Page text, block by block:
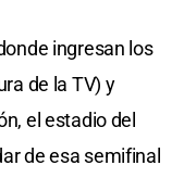
ingresan los
de la TV) y
el estadio del
de esa semifinal